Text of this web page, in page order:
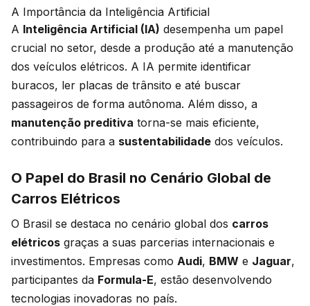
A Importância da Inteligência Artificial
A Inteligência Artificial (IA) desempenha um papel
crucial no setor, desde a produção até a manutenção
dos veículos elétricos. A IA permite identificar
buracos, ler placas de trânsito e até buscar
passageiros de forma autônoma. Além disso, a
manutenção preditiva torna-se mais eficiente,
contribuindo para a sustentabilidade dos veículos.
O Papel do Brasil no Cenário Global de
Carros Elétricos
O Brasil se destaca no cenário global dos carros
elétricos graças a suas parcerias internacionais e
investimentos. Empresas como Audi, BMW e Jaguar,
participantes da Formula-E, estão desenvolvendo
tecnologias inovadoras no país.